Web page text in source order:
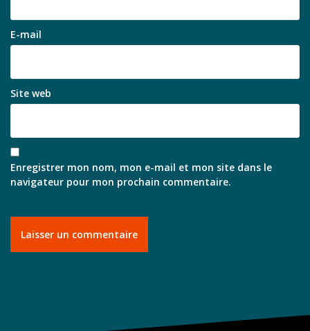
E-mail
Site web
Enregistrer mon nom, mon e-mail et mon site dans le
navigateur pour mon prochain commentaire.